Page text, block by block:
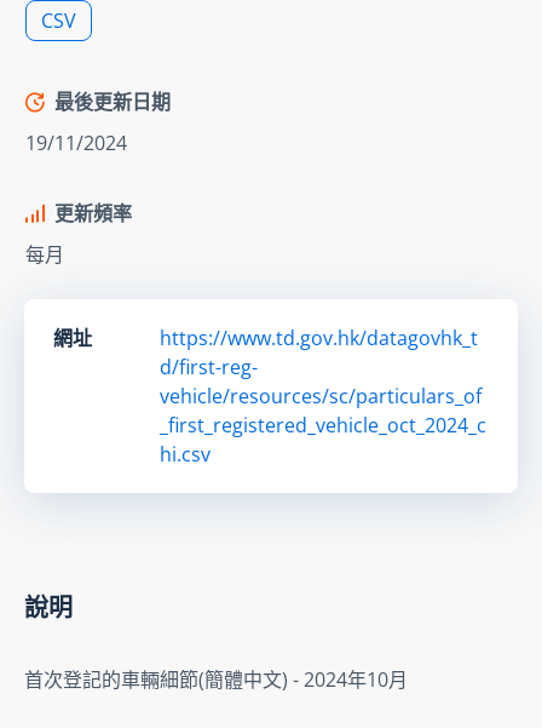
CSV
最後更新日期
19/11/2024
更新頻率
每月
網址
https://www.td.gov.hk/datagovhk_t
d/first-reg-
vehicle/resources/sc/particulars_of
_first_registered_vehicle_oct_2024_c
hi.csv
說明
首次登記的車輛細節(簡體中文) - 2024年10月